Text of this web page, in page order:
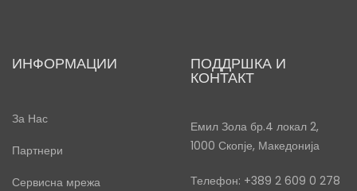
ИНФОРМАЦИИ
За Нас
Партнери
Сервисна мрежа
ПОДДРШКА И
КОНТАКТ
Емил Зола бр.4 локал 2,
1000 Скопје, Македонија
Телефон: +389 2 609 0 278